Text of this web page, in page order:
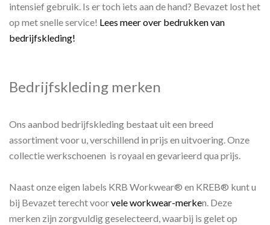
intensief gebruik. Is er toch iets aan de hand? Bevazet lost het
op met snelle service! Lees meer over bedrukken van
bedrijfskleding!
Bedrijfskleding merken
Ons aanbod bedrijfskleding bestaat uit een breed
assortiment voor u, verschillend in prijs en uitvoering. Onze
collectie werkschoenen is royaal en gevarieerd qua prijs.
Naast onze eigen labels KRB Workwear® en KREB® kunt u
bij Bevazet terecht voorvele workwear-merken. Deze
merken zijn zorgvuldig geselecteerd, waarbij is gelet op